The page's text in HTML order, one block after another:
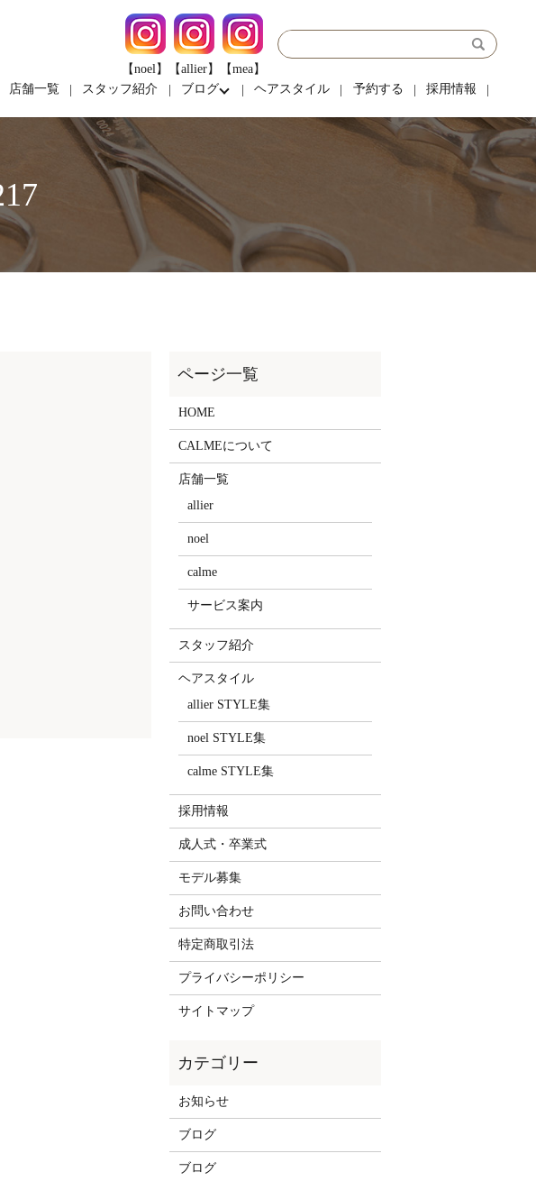
店舗一覧 スタッフ紹介 ブログ ヘアスタイル 予約する 採用情報
【noel】 【allier】 【mea】
HOME
CALMEについて
店舗一覧
allier
noel
calme
サービス案内
スタッフ紹介
ヘアスタイル
allier STYLE集
noel STYLE集
calme STYLE集
採用情報
成人式・卒業式
モデル募集
お問い合わせ
特定商取引法
プライバシーポリシー
サイトマップ
お知らせ
ブログ
ブログ